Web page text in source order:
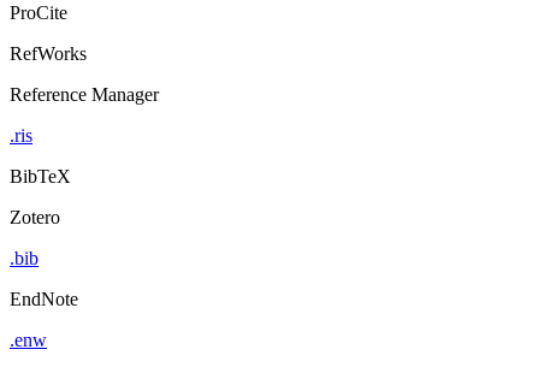
ProCite
RefWorks
Reference Manager
.ris
BibTeX
Zotero
.bib
EndNote
.enw